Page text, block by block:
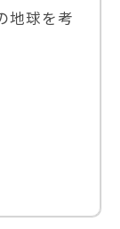
地球を考